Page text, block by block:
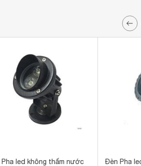
led không thấm nước
Đèn Pha